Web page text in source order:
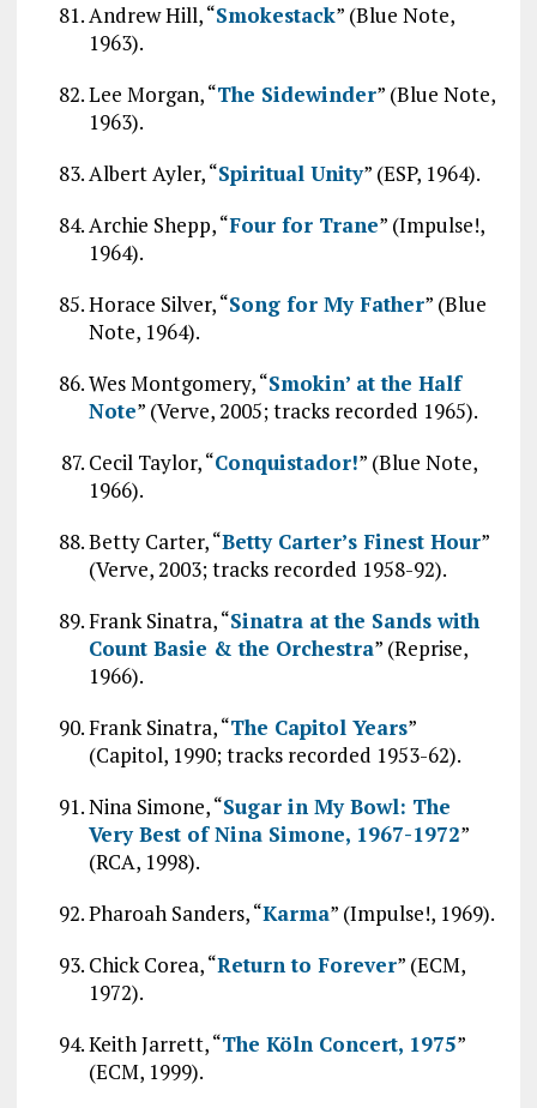
Andrew Hill, “Smokestack” (Blue Note,
1963).
Lee Morgan, “The Sidewinder” (Blue Note,
1963).
Albert Ayler, “Spiritual Unity” (ESP, 1964).
Archie Shepp, “Four for Trane” (Impulse!,
1964).
Horace Silver, “Song for My Father” (Blue
Note, 1964).
Wes Montgomery, “Smokin’ at the Half
Note” (Verve, 2005; tracks recorded 1965).
Cecil Taylor, “Conquistador!” (Blue Note,
1966).
Betty Carter, “Betty Carter’s Finest Hour”
(Verve, 2003; tracks recorded 1958-92).
Frank Sinatra, “Sinatra at the Sands with
Count Basie & the Orchestra” (Reprise,
1966).
Frank Sinatra, “The Capitol Years”
(Capitol, 1990; tracks recorded 1953-62).
Nina Simone, “Sugar in My Bowl: The
Very Best of Nina Simone, 1967-1972”
(RCA, 1998).
Pharoah Sanders, “Karma” (Impulse!, 1969).
Chick Corea, “Return to Forever” (ECM,
1972).
Keith Jarrett, “The Köln Concert, 1975”
(ECM, 1999).